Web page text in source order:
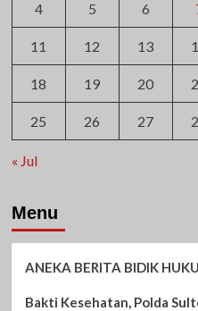
4 5 6
11 12 13
18 19 20
25 26 27
« Jul
Menu
ANEKA BERITA BIDIK
Bakti Kesehatan, Polda